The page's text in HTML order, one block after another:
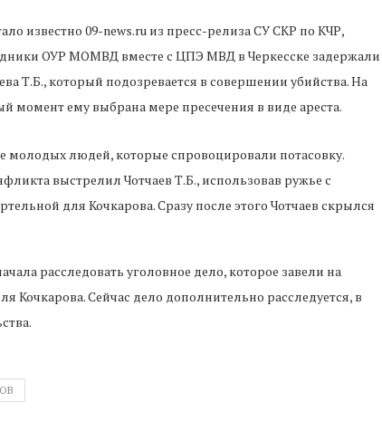
известно 09-news.ru из пресс-релиза СУ СКР по КЧР,
ОУР МОМВД вместе с ЦПЭ МВД в Черкесске задержали
Т.Б., который подозревается в совершении убийства. На
момент ему выбрана мере пресечения в виде ареста.
молодых людей, которые спровоцировали потасовку.
выстрелил Чотчаев Т.Б., использовав ружье с
для Кочкарова. Сразу после этого Чотчаев скрылся
расследовать уголовное дело, которое завели на
Кочкарова. Сейчас дело дополнительно расследуется, в